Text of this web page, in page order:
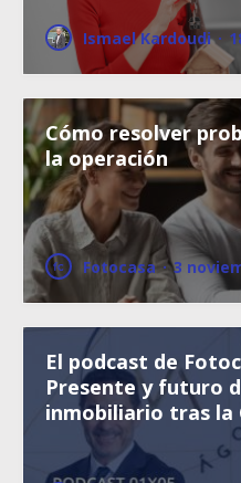
Ismael Kardoudi ·
Cómo resolver
la operación
Fotocasa · 3
El podcast de
Presente y futuro
inmobiliario tras la